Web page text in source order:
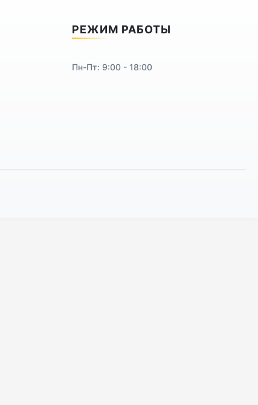
РЕЖИМ РАБОТЫ
Пн-Пт: 9:00 - 18:00